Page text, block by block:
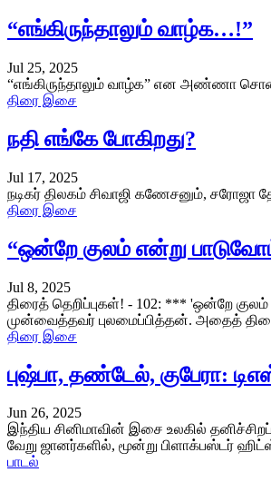
“எங்கிருந்தாலும் வாழ்க…!”
Jul 25, 2025
“எங்கிருந்தாலும் வாழ்க” என அண்ணா
திரை இசை
நதி எங்கே போகிறது?
Jul 17, 2025
நடிகர் திலகம் சிவாஜி கணேசனும், சரோஜா
திரை இசை
“ஒன்றே குலம் என்று
Jul 8, 2025
திரைத் தெறிப்புகள்! - 102: *** 'ஒன்றே
முன்வைத்தவர் புலமைப்பித்தன். அதைத்
திரை இசை
புஷ்பா, தண்டேல், குபேரா:
Jun 26, 2025
இந்திய சினிமாவின் இசை உலகில்
வேறு ஜானர்களில், மூன்று பிளாக்பஸ்டர்
பாடல்